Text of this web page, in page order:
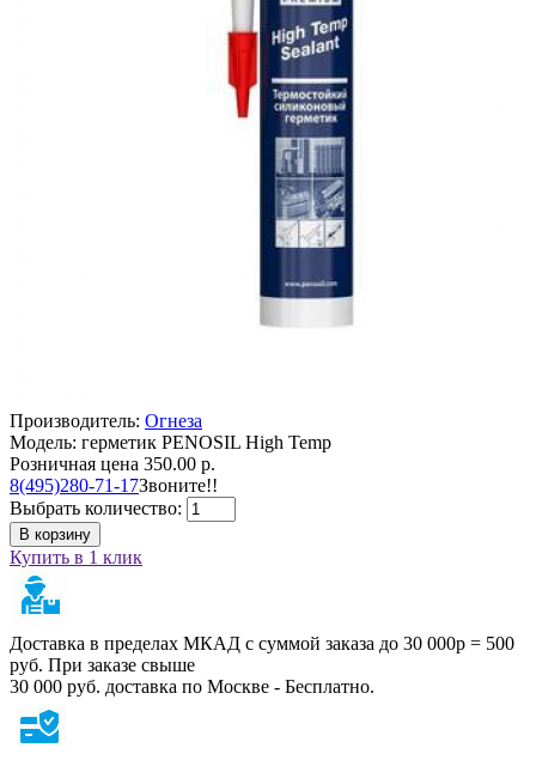
Производитель: Огнеза
Модель: герметик PENOSIL High Temp
Розничная цена 350.00 р.
8(495)280-71-17Звоните!!
Выбрать количество:
В корзину
Купить в 1 клик
Доставка в пределах МКАД с суммой заказа до 30 000р = 500
руб. При заказе свыше
30 000 руб. доставка по Москве - Бесплатно.